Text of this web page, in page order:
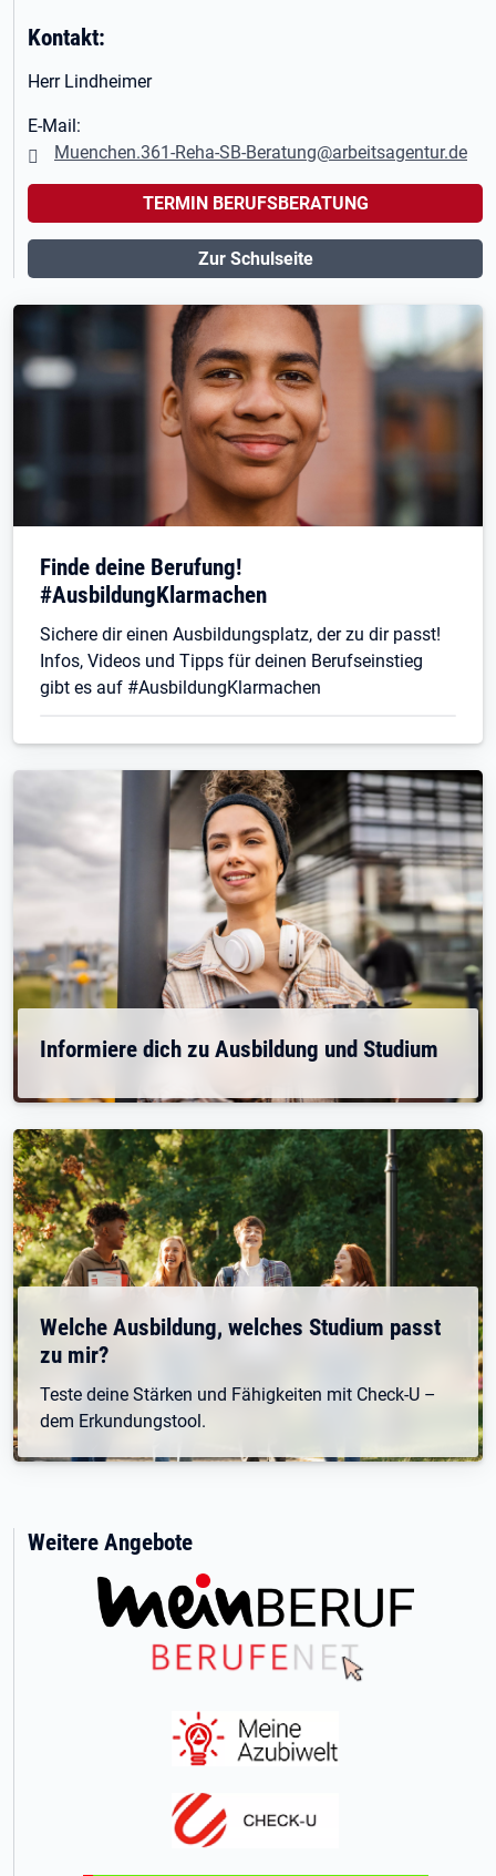
Kontakt:
Herr Lindheimer
E-Mail:
Muenchen.361-Reha-SB-Beratung@arbeitsagentur.de
TERMIN BERUFSBERATUNG
Zur Schulseite
Finde deine Berufung!
#AusbildungKlarmachen
Sichere dir einen Ausbildungsplatz, der zu dir passt!
Infos, Videos und Tipps für deinen Berufseinstieg
gibt es auf #AusbildungKlarmachen
Informiere dich zu Ausbildung und Studium
Welche Ausbildung, welches Studium passt
zu mir?
Teste deine Stärken und Fähigkeiten mit Check-U –
dem Erkundungstool.
Weitere Angebote